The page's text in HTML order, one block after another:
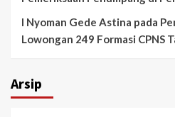
I Nyoman Gede Astina pada
Lowongan 249 Formasi CPNS
Arsip